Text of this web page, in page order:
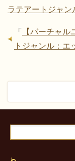
ラテアートジャン
「
【バーチャ
トジャンル：エ